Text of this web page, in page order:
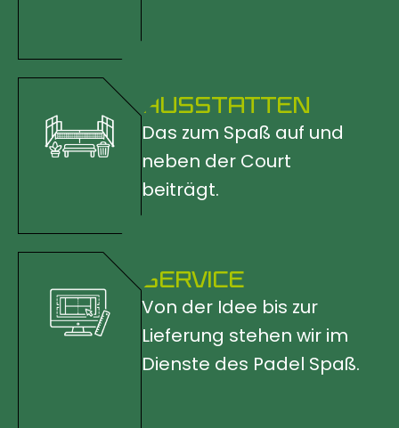
AUSSTATTEN
Das zum Spaß auf und
neben der Court
beiträgt.
SERVICE
Von der Idee bis zur
Lieferung stehen wir im
Dienste des Padel Spaß.